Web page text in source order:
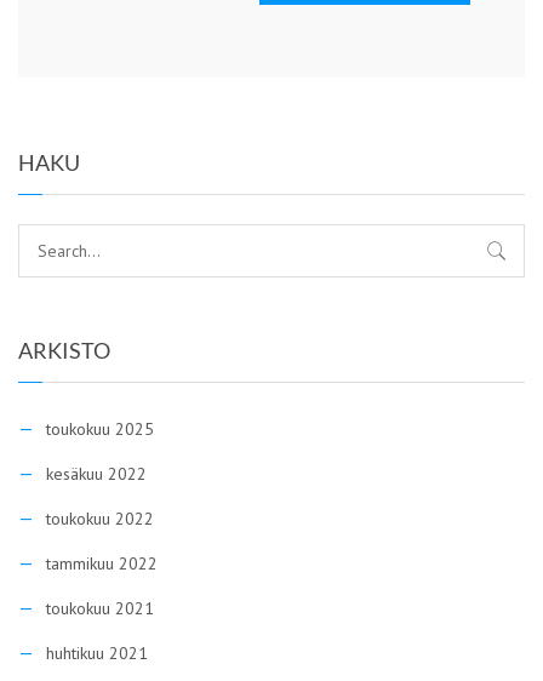
HAKU
ARKISTO
toukokuu 2025
kesäkuu 2022
toukokuu 2022
tammikuu 2022
toukokuu 2021
huhtikuu 2021